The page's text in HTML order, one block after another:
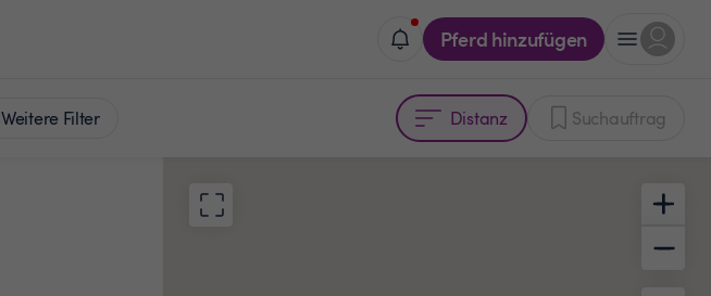
Pferd hinzufügen
Weitere Filter Distanz Suchauftrag